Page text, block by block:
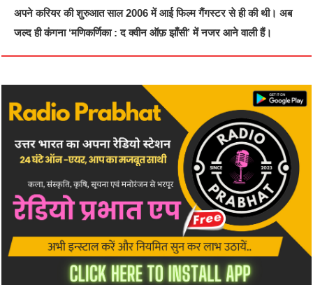
अपने करियर की शुरुआत साल 2006 में आई फिल्म गैंगस्टर से ही की थी। अब
जल्द ही कंगना ‘मणिकर्णिका : द क्वीन ऑफ़ झाँसी’ में नजर आने वाली हैं।